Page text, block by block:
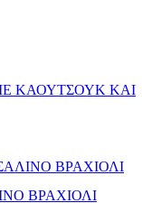
ΚΑΟΥΤΣΟΥΚ ΚΑΙ
ΒΡΑΧΙΟΛΙ